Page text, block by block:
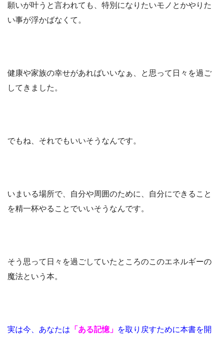
願いが叶うと言われても、特別になりたいモノとかやりた
い事が浮かばなくて。
健康や家族の幸せがあればいいなぁ、と思って日々を過ご
してきました。
でもね、それでもいいそうなんです。
いまいる場所で、自分や周囲のために、自分にできること
を精一杯やることでいいそうなんです。
そう思って日々を過ごしていたところのこのエネルギーの
魔法という本。
実は今、あなたは 「ある記憶」 を取り戻すために本書を開